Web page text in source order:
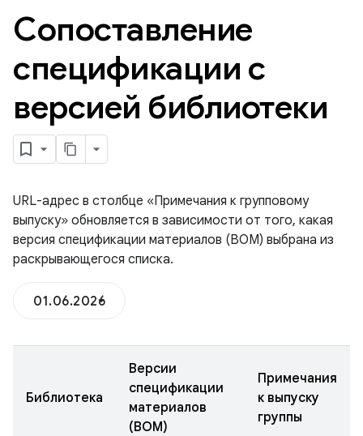
Сопоставление
спецификации с
версией библиотеки
URL-адрес в столбце «Примечания к групповому
выпуску» обновляется в зависимости от того, какая
версия спецификации материалов (BOM) выбрана из
раскрывающегося списка.
01.06.2026
Библиотека
Версии
спецификации
материалов
(BOM)
Примечания
к выпуску
группы